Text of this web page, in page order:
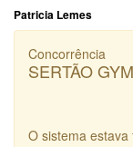
Patricia Lemes
Concorrência
SERTÃO GYM
O sistema